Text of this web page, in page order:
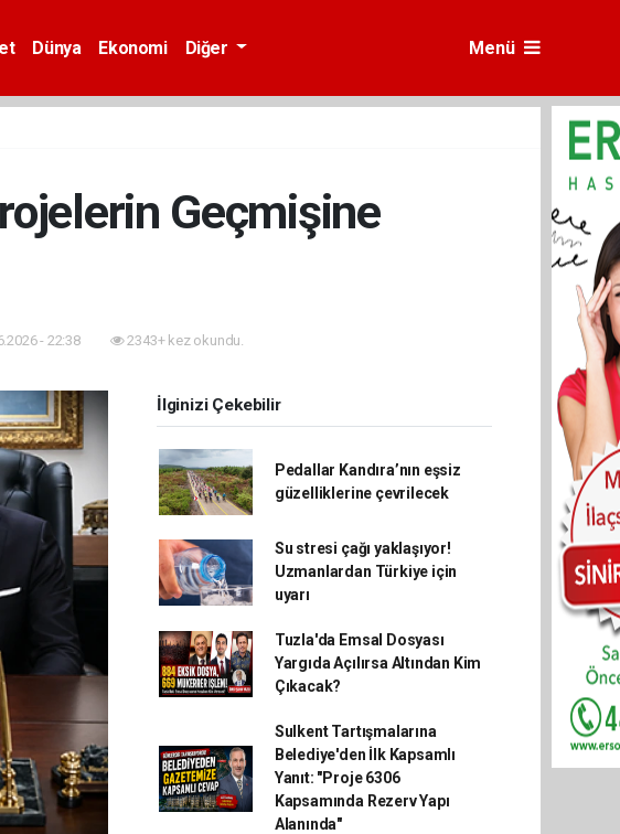
Dünya Ekonomi Diğer Menü
Geçmişine
- 22:38 2343+ kez okundu.
İlginizi Çekebilir
Pedallar Kandıra’nın eşsiz
güzelliklerine çevrilecek
Su stresi çağı yaklaşıyor!
Uzmanlardan Türkiye için
uyarı
Tuzla'da Emsal Dosyası
Yargıda Açılırsa Altından Kim
Çıkacak?
Sulkent Tartışmalarına
Belediye'den İlk Kapsamlı
Yanıt: "Proje 6306
Kapsamında Rezerv Yapı
Alanında"